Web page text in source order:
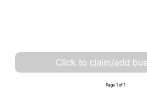
Click to claim/add
Page 1 of 1